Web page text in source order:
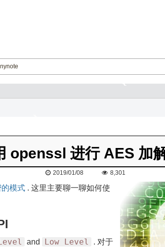
openssl 进行 AES 加
2019/01/08 8,301
模式. 这里主要聊一聊如何使
and Low Level
. 对于